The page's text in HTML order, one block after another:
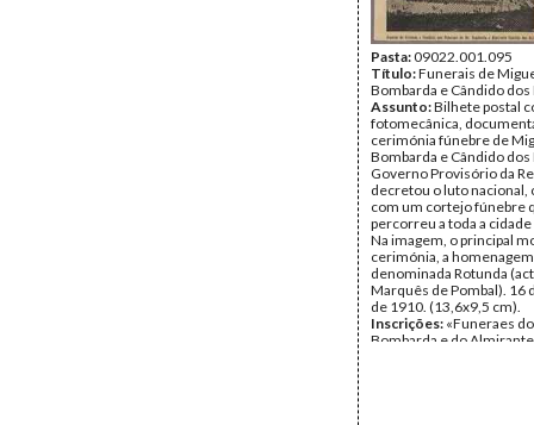
Pasta:09022.001.095
Título:Funerais de
Bombarda e Cândido dos
Assunto:Bilhete postal
fotomecânica,
cerimónia fúnebre de
Bombarda e Cândido dos
Governo Provisório da
decretou o luto nacional,
com um cortejo fúnebre
percorreu a toda a cidade
Na imagem, o principal
cerimónia, a
denominada Rotunda
Marquês de Pombal). 16
de 1910. (13,6x9,5 cm).
Inscrições: «Funeraes
Bombarda e do